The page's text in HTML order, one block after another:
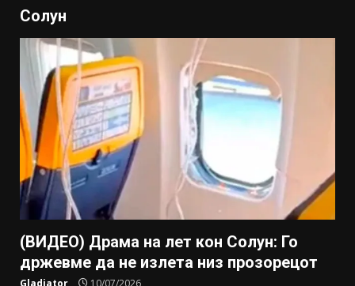
Солун
(ВИДЕО) Драма на лет кон Солун: Го
држевме да не излета низ прозорецот
Gladiator 10/07/2026